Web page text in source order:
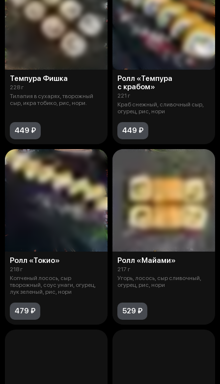
Темпура Фишка
228 г
Тилапия в сухарях, творожный
сыр, икра тобико, рис, нори.
449 ₽
Ролл «Темпура
с крабом»
221 г
Краб снежный, сливочный сыр,
огурец, рис, нори
449 ₽
Ролл «Токио»
218 г
Копченый лосось, сыр
творожный, соус унаги, огурец,
лук зеленый, рис, нори
479 ₽
Ролл «Майами»
217 г
Угорь, лосось, сыр сливочный,
огурец, рис, нори
529 ₽